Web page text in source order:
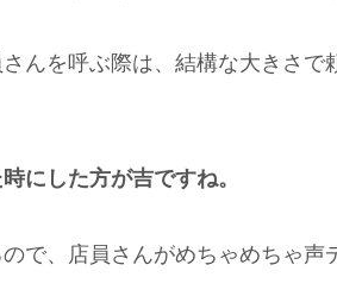
んを呼ぶ際は、結構な大きさで
にした方が吉ですね。
で、店員さんがめちゃめちゃ声